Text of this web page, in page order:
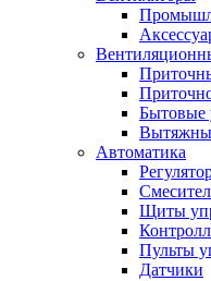
Бытовые
Автоматика
Щиты
Пульты
Датчики